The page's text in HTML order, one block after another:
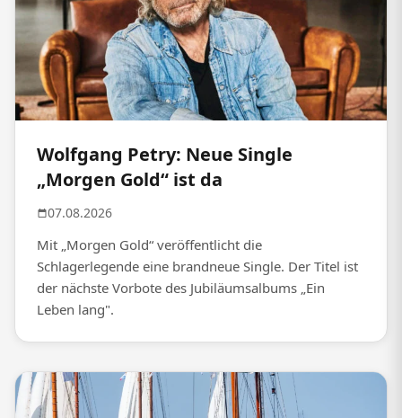
Wolfgang Petry: Neue Single
„Morgen Gold“ ist da
07.08.2026
Mit „Morgen Gold“ veröffentlicht die
Schlagerlegende eine brandneue Single. Der Titel ist
der nächste Vorbote des Jubiläumsalbums „Ein
Leben lang".